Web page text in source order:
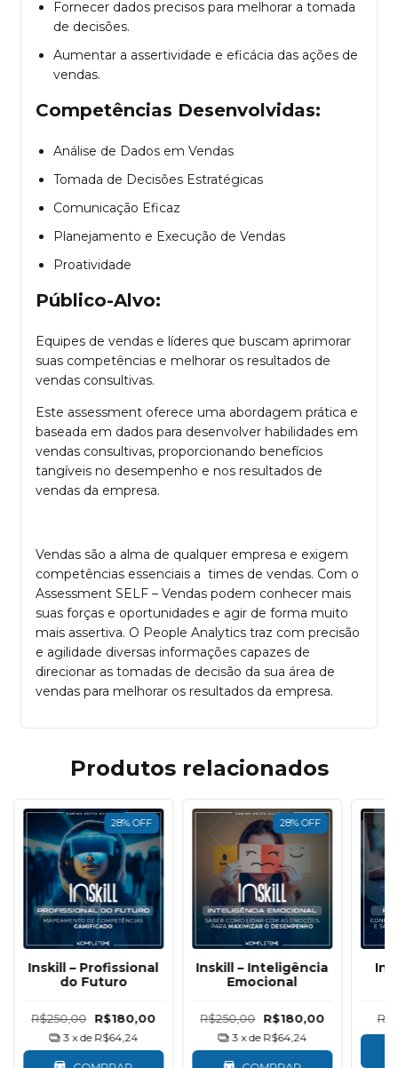
Fornecer dados precisos para melhorar a tomada
de decisões.
Aumentar a assertividade e eficácia das ações de
vendas.
Competências Desenvolvidas:
Análise de Dados em Vendas
Tomada de Decisões Estratégicas
Comunicação Eficaz
Planejamento e Execução de Vendas
Proatividade
Público-Alvo:
Equipes de vendas e líderes que buscam aprimorar
suas competências e melhorar os resultados de
vendas consultivas.
Este assessment oferece uma abordagem prática e
baseada em dados para desenvolver habilidades em
vendas consultivas, proporcionando benefícios
tangíveis no desempenho e nos resultados de
vendas da empresa.
Vendas são a alma de qualquer empresa e exigem
competências essenciais a times de vendas. Com o
Assessment SELF – Vendas podem conhecer mais
suas forças e oportunidades e agir de forma muito
mais assertiva. O People Analytics traz com precisão
e agilidade diversas informações capazes de
direcionar as tomadas de decisão da sua área de
vendas para melhorar os resultados da empresa.
Produtos relacionados
28%OFF
Inskill – Profissional
do Futuro
R$250,00 R$180,00
3 x de R$64,24
28%OFF
Inskill – Inteligência
Emocional
R$250,00 R$180,00
3 x de R$64,24